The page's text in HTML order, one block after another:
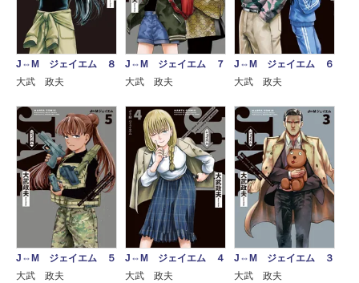
J⇔M ジェイエム ８
大武 政夫
J⇔M ジェイエム ７
大武 政夫
J⇔M ジェイエム ６
大武 政夫
J⇔M ジェイエム ５
大武 政夫
J⇔M ジェイエム ４
大武 政夫
J⇔M ジェイエム ３
大武 政夫